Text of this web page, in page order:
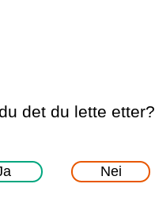
det du lette etter?
Nei